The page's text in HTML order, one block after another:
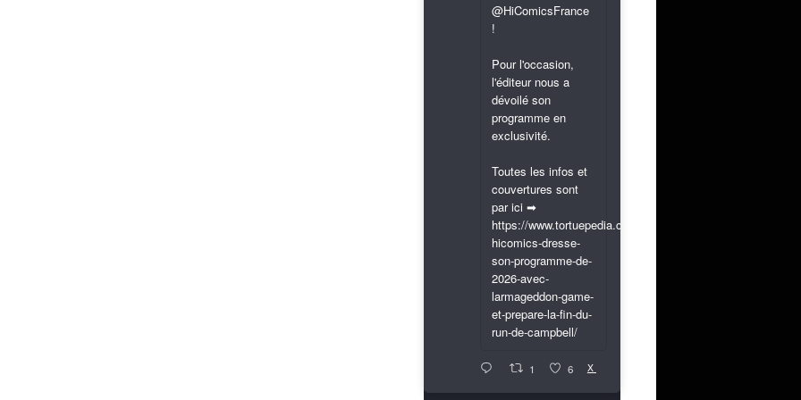
@HiComicsFrance
!
Pour l'occasion,
l'éditeur nous a
dévoilé son
programme en
exclusivité.
Toutes les infos et
couvertures sont
par ici ➡
https://www.tortuepedia.com/2026/03/31/exclusif-
hicomics-dresse-
son-programme-de-
2026-avec-
larmageddon-game-
et-prepare-la-fin-du-
run-de-campbell/
1 6 X